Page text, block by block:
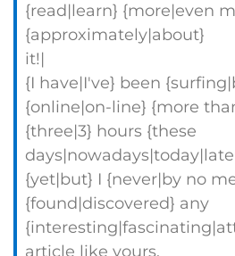
{read|learn} {more|even
{approximately|about}
it!|
{I have|I've} been
{online|on-line} {more
{three|3} hours {these
{yet|but} I {never|by no
{found|discovered} any
article like yours.